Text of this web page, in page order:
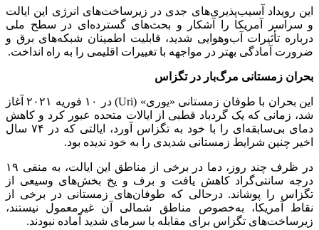
این رویداد آسیب‌پذیری‌های جدی در زیرساخت‌های انرژی این ایالت
و سراسر آمریکا را آشکار و بحث‌های گسترده‌ای در سطح ملی
درباره تأثیرات آب‌وهوایی شدید، قابلیت اطمینان شبکه‌های برق و
ضرورت آمادگی بهتر در مواجهه با تغییرات اقلیمی را به راه انداخت.
بحران زمستانی مرگ‌بار در تگزاس
این بحران با طوفان زمستانی «یوری» (Uri) در ۱۰ فوریه ۲۰۲۱ آغاز
شد، زمانی که یک گردباد قطبی از ایالات متحده عبور کرد و کاهش
دمای بی‌سابقه‌ای را با خود به تگزاس آورد، ایالتی که در ۷۴ سال
اخیر چنین شرایط زمستانی شدیدی را به خود ندیده بود.
در ظرف چند روز، دما در برخی از مناطق این ایالت، به منفی ۱۹
درجه سانتی‌گراد کاهش یافت و برف و یخ بخش‌های وسیعی از
تگزاس را پوشاند. درحالی که طوفان‌های زمستانی در برخی از
نقاط آمریکا، به‌خصوص مناطق شمالی آن غیرمعمول نیستند،
زیرساخت‌های تگزاس برای مقابله با سرمای شدید آماده نبودند.